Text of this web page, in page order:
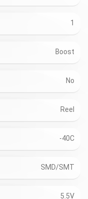
1
Boost
No
Reel
-40C
SMD/SMT
5.5V